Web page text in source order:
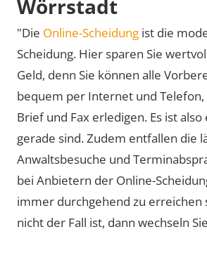
Wörrstadt
"Die Online-Scheidung ist die
Scheidung. Hier sparen Sie
Geld, denn Sie können alle
bequem per Internet und
Brief und Fax erledigen. Es ist also
gerade sind. Zudem entfallen die
Anwaltsbesuche und
bei Anbietern der Online-
immer durchgehend zu erreichen
nicht der Fall ist, dann wechseln